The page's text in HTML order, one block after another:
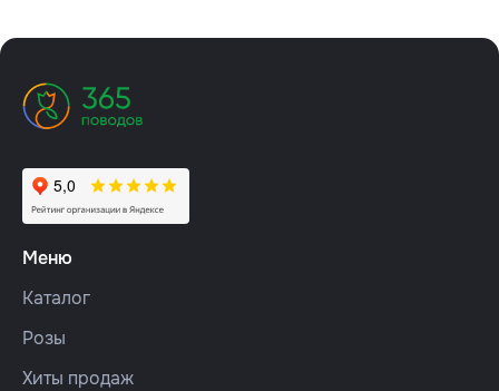
Меню
Каталог
Розы
Хиты продаж